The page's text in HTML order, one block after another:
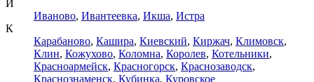
И
Иваново, Ивантеевка, Икша, Истра
К
Карабаново, Кашира, Киевский, Киржач, Климовск,
Клин, Кожухово, Коломна, Королев, Котельники,
Красноармейск, Красногорск, Краснозаводск,
Краснознаменск, Кубинка, Куровское